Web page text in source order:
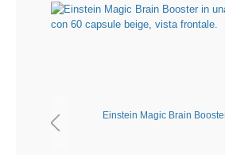
Einstein Magic Brain